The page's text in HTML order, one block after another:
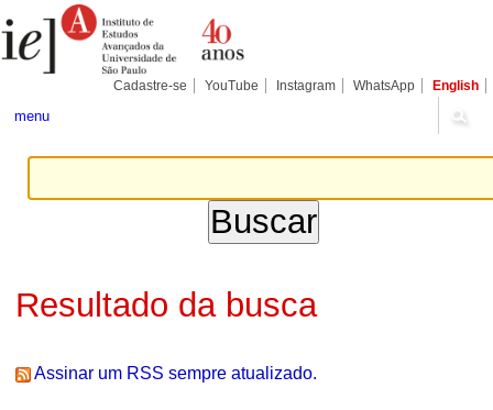
para
conteúdo.
Pessoais
Cadastre-se YouTube Instagram WhatsApp English
menu
Resultado da busca
Assinar um RSS sempre atualizado.